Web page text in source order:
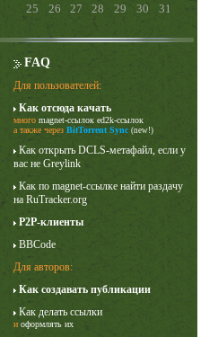
25
26 27 28 29 30 31
FAQ
Для пользователей:
Как отсюда качать
много magnet-ссылок ed2k-ссылок
а также через BitTorrent Sync (new!)
Как открыть DCLS-метафайл, если у
вас не Greylink
Как по magnet-ссылке найти раздачу
на RuTracker.org
P2P-клиенты
BBCode
Для авторов:
Как создавать публикации
Как делать ссылки
и оформлять их